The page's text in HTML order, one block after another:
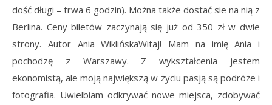
dość długi – trwa 6 godzin). Można także dostać sie na nią z
Berlina. Ceny biletów zaczynają się już od 350 zł w dwie
strony. Autor Ania WiklińskaWitaj! Mam na imię Ania i
pochodzę z Warszawy. Z wykształcenia jestem
ekonomistą, ale moją największą w życiu pasją są podróże i
fotografia. Uwielbiam odkrywać nowe miejsca, zdobywać